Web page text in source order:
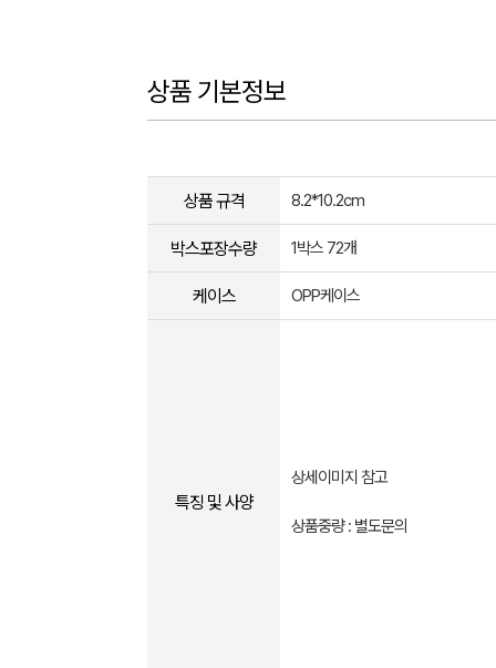
상품 기본정보
상품 규격 8.2*10.2cm
박스포장수량 1박스 72개
케이스 OPP케이스
특징 및 사양
상세이미지 참고
상품중량 : 별도문의